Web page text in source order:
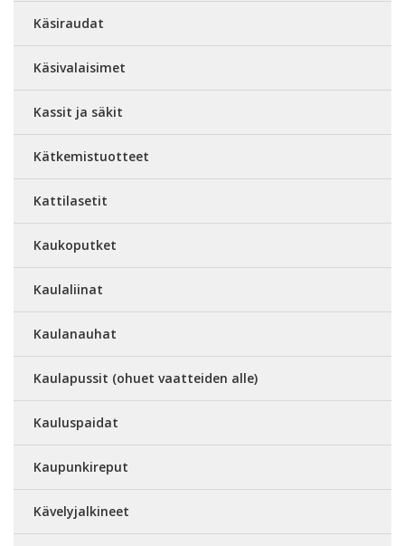
Käsiraudat
Käsivalaisimet
Kassit ja säkit
Kätkemistuotteet
Kattilasetit
Kaukoputket
Kaulaliinat
Kaulanauhat
Kaulapussit (ohuet vaatteiden alle)
Kauluspaidat
Kaupunkireput
Kävelyjalkineet